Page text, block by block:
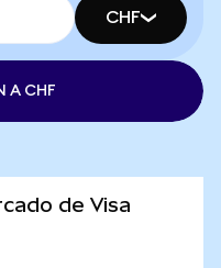
CHF
A CHF
de Visa